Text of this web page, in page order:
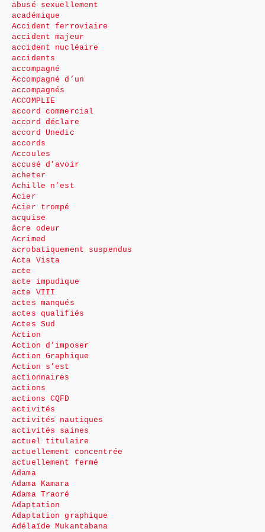
abusé sexuellement
académique
Accident ferroviaire
accident majeur
accident nucléaire
accidents
accompagné
Accompagné d’un
accompagnés
ACCOMPLIE
accord commercial
accord déclare
accord Unedic
accords
Accoules
accusé d’avoir
acheter
Achille n’est
Acier
Acier trompé
acquise
âcre odeur
Acrimed
acrobatiquement suspendus
Acta Vista
acte
acte impudique
acte VIII
actes manqués
actes qualifiés
Actes Sud
Action
Action d’imposer
Action Graphique
Action s’est
actionnaires
actions
actions CQFD
activités
activités nautiques
activités saines
actuel titulaire
actuellement concentrée
actuellement fermé
Adama
Adama Kamara
Adama Traoré
Adaptation
Adaptation graphique
Adélaïde Mukantabana